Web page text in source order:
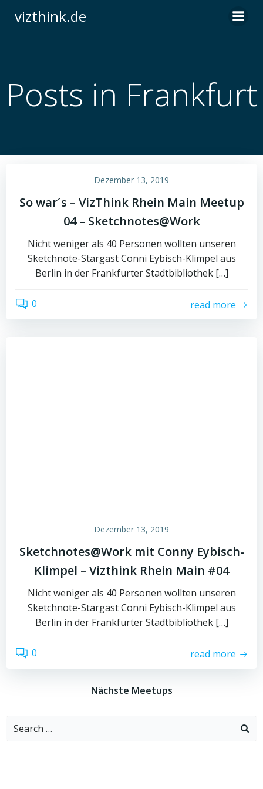
vizthink.de
Posts in Frankfurt
Dezember 13, 2019
So war´s – VizThink Rhein Main Meetup
04 – Sketchnotes@Work
Nicht weniger als 40 Personen wollten unseren
Sketchnote-Stargast Conni Eybisch-Klimpel aus
Berlin in der Frankfurter Stadtbibliothek […]
0 read more
Dezember 13, 2019
Sketchnotes@Work mit Conny Eybisch-
Klimpel – Vizthink Rhein Main #04
Nicht weniger als 40 Personen wollten unseren
Sketchnote-Stargast Conni Eybisch-Klimpel aus
Berlin in der Frankfurter Stadtbibliothek […]
0 read more
Nächste Meetups
Search